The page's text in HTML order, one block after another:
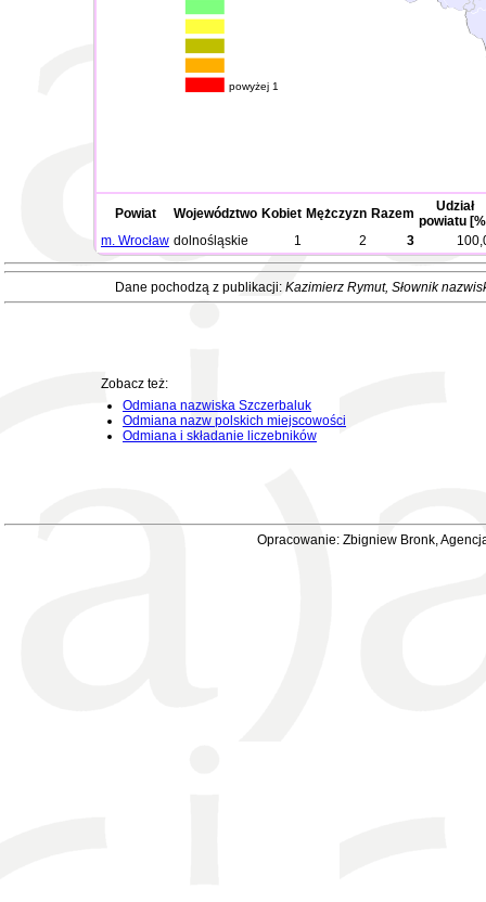
powyżej 1
Powiat Województwo Kobiet Mężczyzn Razem
Udział
powiatu
m. Wrocław dolnośląskie 1 2 3
Dane pochodzą z publikacji: Kazimierz Rymut, Słownik
Zobacz też:
Odmiana nazwiska Szczerbaluk
Odmiana nazw polskich miejscowości
Odmiana i składanie liczebników
Opracowanie: Zbigniew Bronk,